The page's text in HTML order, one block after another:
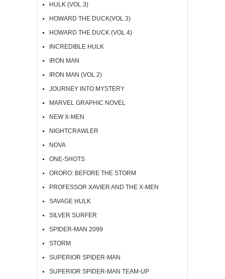
HULK (VOL.3)
HOWARD THE DUCK(VOL.3)
HOWARD THE DUCK (VOL.4)
INCREDIBLE HULK
IRON MAN
IRON MAN (VOL 2)
JOURNEY INTO MYSTERY
MARVEL GRAPHIC NOVEL
NEW X-MEN
NIGHTCRAWLER
NOVA
ONE-SHOTS
ORORO: BEFORE THE STORM
PROFESSOR XAVIER AND THE X-MEN
SAVAGE HULK
SILVER SURFER
SPIDER-MAN 2099
STORM
SUPERIOR SPIDER-MAN
SUPERIOR SPIDER-MAN TEAM-UP